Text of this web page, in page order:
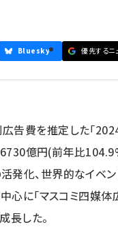
Bluesky 優先するニ
告費を推定した「
億円(前年比
化、世界的なイベン
心に「マスコミ四媒体
長した。